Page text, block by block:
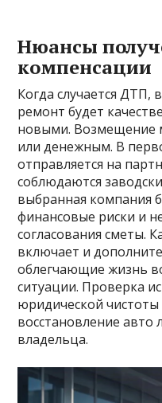
Нюансы
компенсации
Когда случается ДТП,
ремонт будет
новыми. Возмещение
или денежным. В
отправляется на
соблюдаются
выбранная компания
финансовые риски и
согласования сметы.
включает и
облегчающие жизнь
ситуации. Проверка
юридической
восстановление авто
владельца.